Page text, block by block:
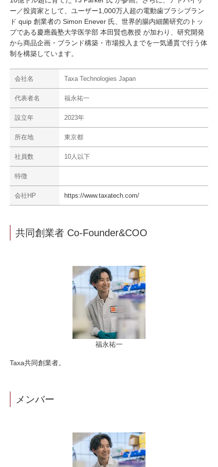
ー／投資家として、ユーザー1,000万人超の電動歯ブラシブラン
ド quip 創業者の Simon Enever 氏、世界的腸内細菌研究のトッ
プである慶應義塾大学医学部 本田賢也教授 が加わり、研究開発
から商品企画・ブランド構築・市場投入までを一気通貫で行う体
制を構築しています。
会社名 Taxa Technologies Japan
代表者名 福永祐一
設立年 2023年
所在地 東京都
社員数 10人以下
特徴
会社HP https://www.taxatech.com/
共同創業者 Co-Founder&COO
福永祐一
Taxa共同創業者。
メンバー